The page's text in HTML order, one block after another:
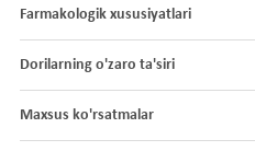
Farmakologik xususiyatlari
Dorilarning o'zaro ta'siri
Maxsus ko'rsatmalar